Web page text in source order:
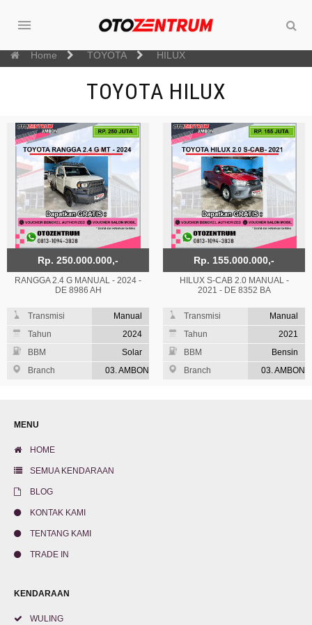
Home TOYOTA HILUX
TOYOTA HILUX
Rp. 250.000.000,-
RANGGA 2.4 G MANUAL - 2024 -
DE 8986 AH
Transmisi
Manual
Tahun
2024
BBM
Solar
Branch
03. AMBON
Rp. 155.000.000,-
HILUX S-CAB 2.0 MANUAL -
2021 - DE 8352 BA
Transmisi
Manual
Tahun
2021
BBM
Bensin
Branch
03. AMBON
MENU
HOME
SEMUA KENDARAAN
BLOG
KONTAK KAMI
TENTANG KAMI
TRADE IN
KENDARAAN
WULING